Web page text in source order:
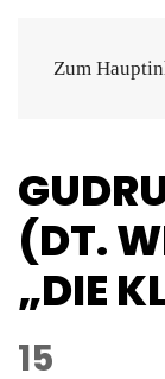
Zum
(DT.
„DIE
15